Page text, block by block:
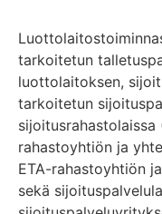
tarkoitetun
luottolaitoksen,
tarkoitetun
rahastoyhtiön ja
ETA-rahastoyhtiön
sekä